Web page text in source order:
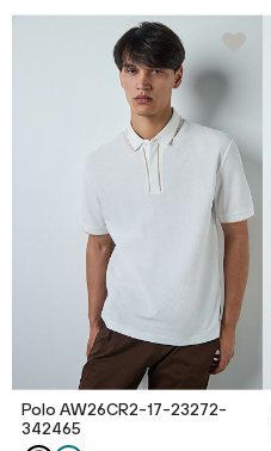
Polo AW26CR2-17-23272-
342465